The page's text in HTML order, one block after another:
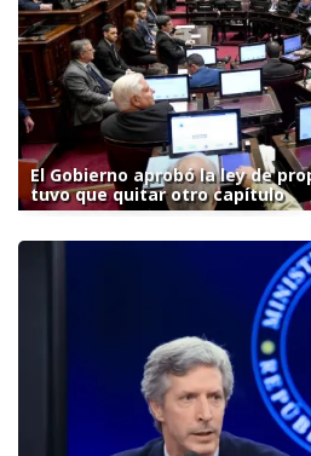
El Gobierno aprobó la ley de
tuvo que quitar otro capítulo